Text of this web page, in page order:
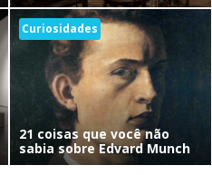
Curiosidades
21 coisas que você não
sabia sobre Edvard Munch